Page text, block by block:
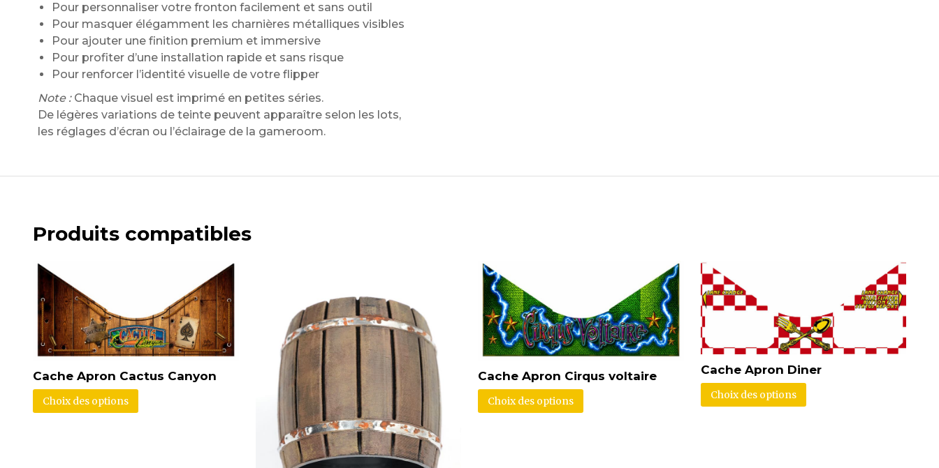
Pour personnaliser votre fronton facilement et sans outil
Pour masquer élégamment les charnières métalliques visibles
Pour ajouter une finition premium et immersive
Pour profiter d’une installation rapide et sans risque
Pour renforcer l’identité visuelle de votre flipper
Note :Chaque visuel est imprimé en petites séries.
De légères variations de teinte peuvent apparaître selon les lots,
les réglages d’écran ou l’éclairage de la gameroom.
Produits compatibles
Cache Apron Cactus Canyon
Choix des options
Cache Apron Cirqus voltaire
Choix des options
Cache Apron Diner
Choix des options